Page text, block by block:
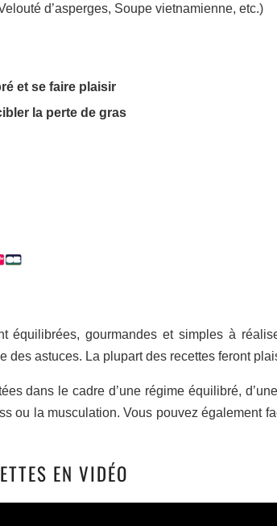
d’asperges, Soupe vietnamienne, etc.)
et se faire plaisir
la perte de gras
équilibrées, gourmandes et simples à
des astuces. La plupart des recettes feront
dans le cadre d’une régime équilibré,
ou la musculation. Vous pouvez également
EN VIDÉO